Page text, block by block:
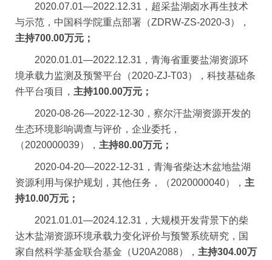
2020.07.01—2022.12.31 ，超采盐湖卤水再生技术
与示范，中国科学院重点部署（ZDRW-ZS-2020-3），
主持700.00万元；
2020.01.01—2022.12.31 ，青海省重要盐湖资源环
境承载力监测及预警平台（2020-ZJ-T03），科技基础条
件平台项目， 主持100.00万元；
2020-08-26—2022-12-30 ，察尔汗盐湖资源开发的
生态环境影响调查与评价，企业委托，
（2020000039）， 主持80.00万元；
2020-04-20—2022-12-31 ，青海省柴达木盆地盐湖
资源利用与保护规划，其他任务，（2020000040）， 主
持10.00万元；
2021.01.01—2024.12.31 ，大规模开发背景下的柴
达木盐湖资源环境承载力变化评价与预警系统研究，国
家自然科学基金联合基金（U20A2088）， 主持304.00万